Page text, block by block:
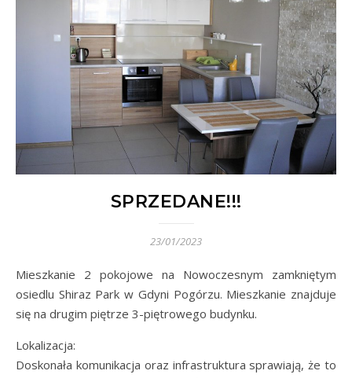
SPRZEDANE!!!
23/01/2023
Mieszkanie 2 pokojowe na Nowoczesnym zamkniętym
osiedlu Shiraz Park w Gdyni Pogórzu. Mieszkanie znajduje
się na drugim piętrze 3-piętrowego budynku.
Lokalizacja:
Doskonała komunikacja oraz infrastruktura sprawiają, że to